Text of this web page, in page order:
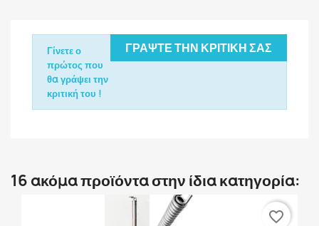
ΓΡΆΨΤΕ ΤΗΝ ΚΡΙΤΙΚΉ ΣΑΣ
Γίνετε ο
πρώτος που
θα γράψει την
κριτική του !
16 ακόμα προϊόντα στην ίδια κατηγορία:
favorite_border